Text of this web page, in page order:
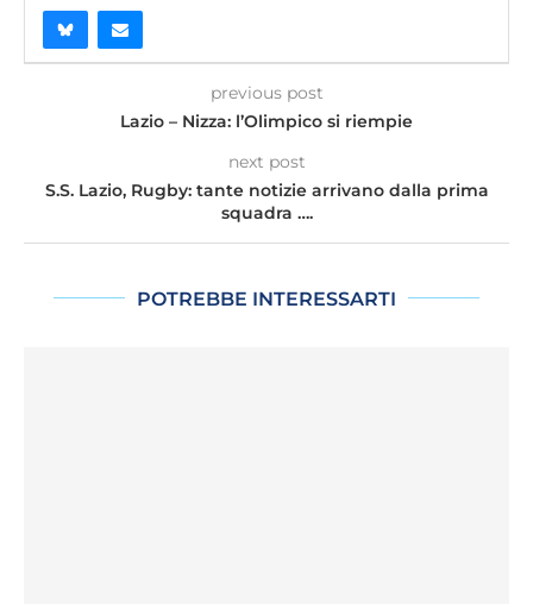
previous post
Lazio – Nizza: l’Olimpico si riempie
next post
S.S. Lazio, Rugby: tante notizie arrivano dalla prima
squadra ….
POTREBBE INTERESSARTI